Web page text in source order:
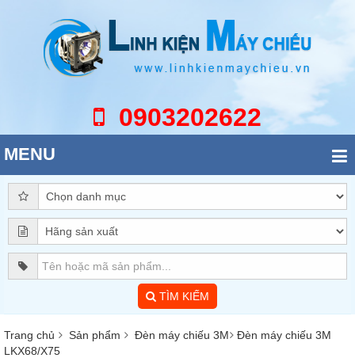
0903202622
MENU
TÌM KIẾM
Trang chủ Sản phẩm Đèn máy chiếu 3M
Đèn máy chiếu 3M
LKX68/X75